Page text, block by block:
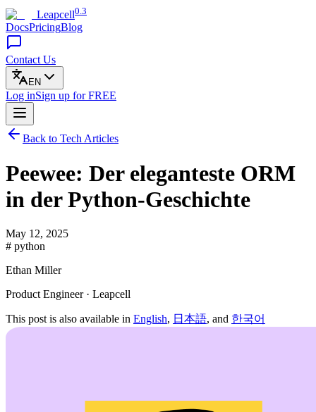
Leapcell0.3
DocsPricingBlog
Contact Us
EN
Log inSign up for FREE
Back to Tech Articles
Peewee: Der eleganteste ORM
in der Python-Geschichte
May 12, 2025
# python
Ethan Miller
Product Engineer · Leapcell
This post is also available in English, 日本語, and 한국어